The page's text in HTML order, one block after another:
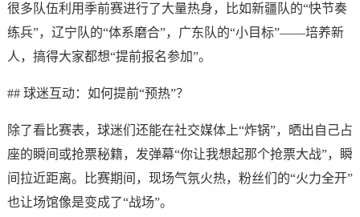
很多队伍利用季前赛进行了大量热身，比如新疆队的“快节奏
练兵”，辽宁队的“体系磨合”，广东队的“小目标”——培养新
人，搞得大家都想“提前报名参加”。
## 球迷互动：如何提前“预热”？
除了看比赛表，球迷们还能在社交媒体上“炸锅”，晒出自己占
座的瞬间或抢票秘籍，发弹幕“你让我想起那个抢票大战”，瞬
间拉近距离。比赛期间，现场气氛火热，粉丝们的“火力全开”
也让场馆像是变成了“战场”。